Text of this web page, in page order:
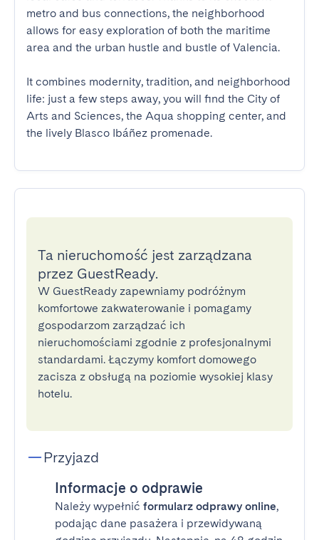
metro and bus connections, the neighborhood
allows for easy exploration of both the maritime
area and the urban hustle and bustle of Valencia.
It combines modernity, tradition, and neighborhood
life: just a few steps away, you will find the City of
Arts and Sciences, the Aqua shopping center, and
the lively Blasco Ibáñez promenade.
Ta nieruchomość jest zarządzana
przez GuestReady.
W GuestReady zapewniamy podróżnym
komfortowe zakwaterowanie i pomagamy
gospodarzom zarządzać ich
nieruchomościami zgodnie z profesjonalnymi
standardami. Łączymy komfort domowego
zacisza z obsługą na poziomie wysokiej klasy
hotelu.
Przyjazd
Informacje o odprawie
Należy wypełnić formularz odprawy online,
podając dane pasażera i przewidywaną